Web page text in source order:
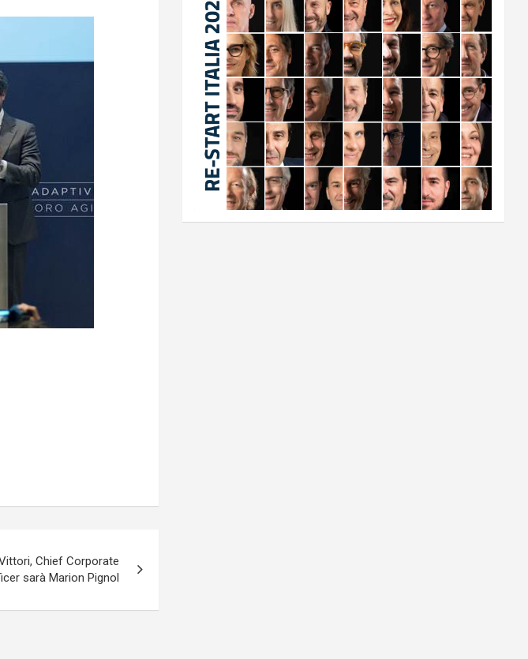
Chief Corporate
sarà Marion Pignol